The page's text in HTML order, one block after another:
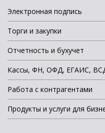
Электронная подпись
Торги и закупки
Отчетность и бухучет
Кассы, ФН, ОФД, ЕГАИС,
Работа с контрагентами
Продукты и услуги для